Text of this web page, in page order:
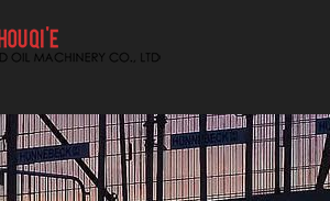
أفضل بيع آلة الزيوت النباتية الموردون